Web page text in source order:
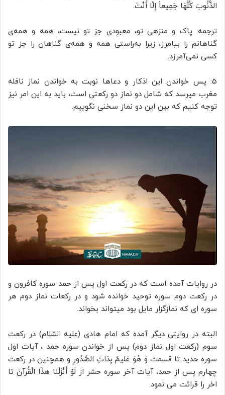
الذُّنُوبَ كُلَّهَا جَمِيعاً إِلّا أَنْتَ.
ترجمه: پاک و منزهی تو، معبودی جز تو نیست، همه و همه‌ی
گناهانم را بیامرز، زیرا به‌راستی همه و همه‌ی گناهان را جز تو
کسی نمی‌آمرزد.
5: پس خواندن این اذکار و دعاها نوبت به خواندن نماز نافله
مغرب میرسد که شامل دو نماز دو رکعتی است، باید به این امر نیز
توجه کنیم که بین این دو نماز سخنی نگوییم.
در روایات آمده است که در رکعت اول پس از حمد سوره کافرون و
در رکعت دوم سوره توحید خوانده شود و در رکعات نماز دوم هر
سوره ای که نمازگزار مایل بود میتواند بخواند.
البته در روایتی دیگر آمده که امام هادى (علیه‌ السّلام) در رکعت
سوم (رکعت اول نماز دوم) پس از خواندن سوره حمد ، آیات اول
سوره حدید تا قسمت وَ هُوَ عَلیمٌ بِذاتِ الصُّدُورِ و همچنین در رکعت
چهارم پس از حمد، آیات آخر سوره حشر از لَوْ أَنْزَلْنا هذَا الْقُرآنَ تا
اخر را قرائت می نمود.